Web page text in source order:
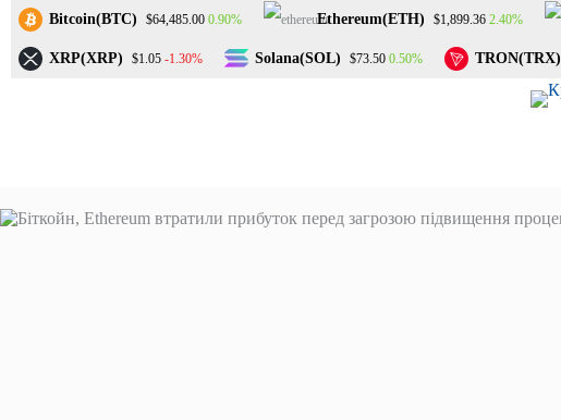
Перейти
вмісту
Bitcoin(BTC) $64,485.00 0.90% Ethereum(ETH) $1,899.36 2.40%
XRP(XRP) $1.05 -1.30% Solana(SOL) $73.50 0.50% TRON(TRX)